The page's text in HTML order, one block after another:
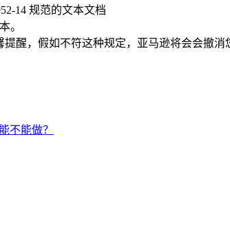
14 规范的文本文档
。
醒，假如不符这种规定，亚马逊将会会撤消
不能做？